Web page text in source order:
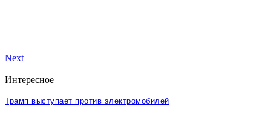
Next
Интересное
Трамп выступает против электромобилей